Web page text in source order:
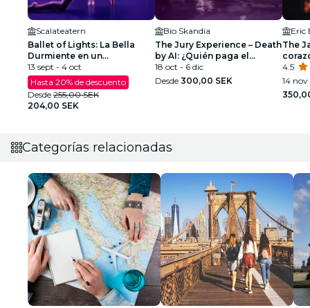
Scalateatern
Ballet of Lights: La Bella
Durmiente en un
espectáculo deslumbrante
13 sept - 4 oct
Hasta 20% de descuento
Desde 255,00 SEK
204,00 SEK
Bio Skandia
The Jury Experience – Death
by AI: ¿Quién paga el
precio?
18 oct - 6 dic
Desde 300,00 SEK
Eric
The
4.5
14 nov
Categorías relacionadas